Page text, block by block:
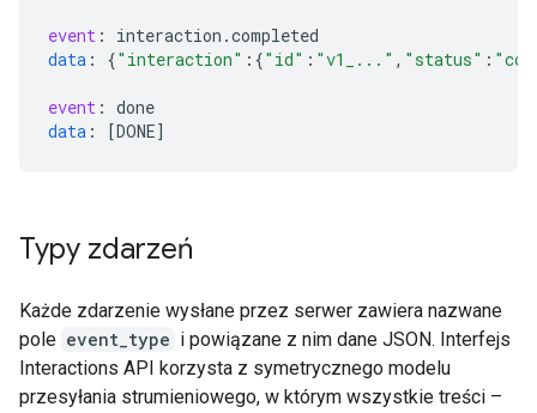
event : interaction .completed
data : {"interaction" :{"id" : "v1_..." , "status" :
event : done
data : [DONE]
Typy zdarzeń
Każde zdarzenie wysłane przez serwer zawiera nazwane
pole event_type i powiązane z nim dane JSON. Interfejs
Interactions API korzysta z symetrycznego modelu
przesyłania strumieniowego, w którym wszystkie treści –